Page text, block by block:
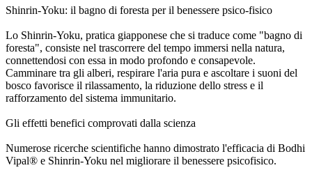
Shinrin-Yoku: il bagno di foresta per il benessere psico-fisico
Lo Shinrin-Yoku, pratica giapponese che si traduce come "bagno di
foresta", consiste nel trascorrere del tempo immersi nella natura,
connettendosi con essa in modo profondo e consapevole.
Camminare tra gli alberi, respirare l'aria pura e ascoltare i suoni del
bosco favorisce il rilassamento, la riduzione dello stress e il
rafforzamento del sistema immunitario.
Gli effetti benefici comprovati dalla scienza
Numerose ricerche scientifiche hanno dimostrato l'efficacia di Bodhi
Vipal® e Shinrin-Yoku nel migliorare il benessere psicofisico.